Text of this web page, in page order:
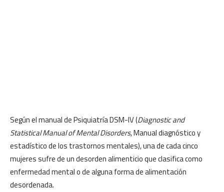
Según el manual de Psiquiatría DSM-IV (Diagnostic and
Statistical Manual of Mental Disorders, Manual diagnóstico y
estadístico de los trastornos mentales), una de cada cinco
mujeres sufre de un desorden alimenticio que clasifica como
enfermedad mental o de alguna forma de alimentación
desordenada.